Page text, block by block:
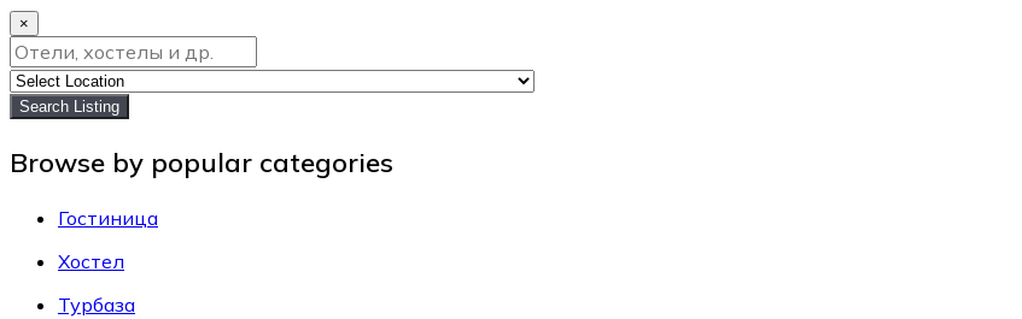
×
Search Listing
Browse by popular categories
Гостиница
Хостел
Турбаза